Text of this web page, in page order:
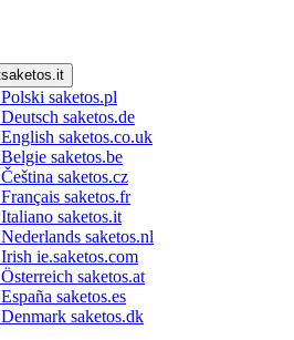
saketos.it
saketos.pl
saketos.de
saketos.co.uk
saketos.be
saketos.cz
saketos.fr
saketos.it
saketos.nl
ie.saketos.com
saketos.at
saketos.es
saketos.dk